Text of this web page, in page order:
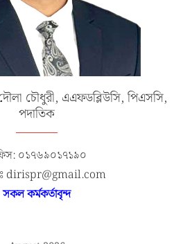
চৌধুরী, এএফডব্লিউসি, পিএসসি,
পদাতিক
০১৭৬৯০১৭১৯০
dirispr@gmail.com
সকল কর্মকর্তাবৃন্দ